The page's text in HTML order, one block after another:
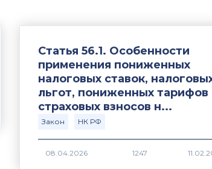
Статья 56.1. Особенности
применения пониженных
налоговых ставок,
льгот, пониженных тарифов
страховых взносов н...
Закон НК РФ
1247